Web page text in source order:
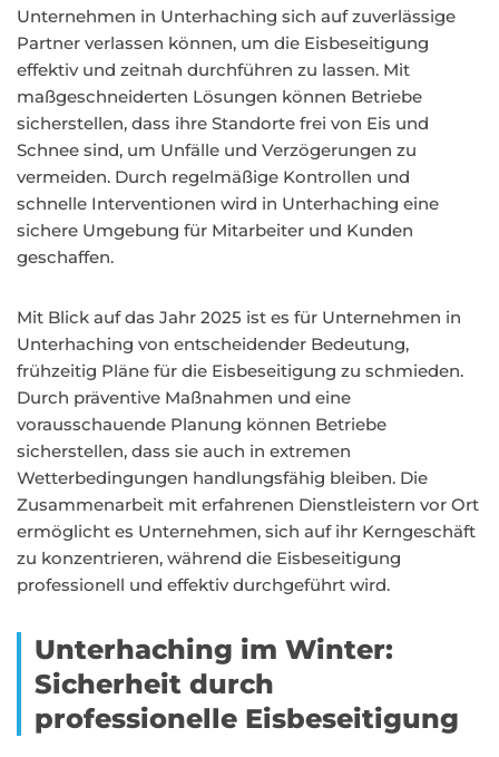
Unternehmen in Unterhaching sich auf zuverlässige
Partner verlassen können, um die Eisbeseitigung
effektiv und zeitnah durchführen zu lassen. Mit
maßgeschneiderten Lösungen können Betriebe
sicherstellen, dass ihre Standorte frei von Eis und
Schnee sind, um Unfälle und Verzögerungen zu
vermeiden. Durch regelmäßige Kontrollen und
schnelle Interventionen wird in Unterhaching eine
sichere Umgebung für Mitarbeiter und Kunden
geschaffen.
Mit Blick auf das Jahr 2025 ist es für Unternehmen in
Unterhaching von entscheidender Bedeutung,
frühzeitig Pläne für die Eisbeseitigung zu schmieden.
Durch präventive Maßnahmen und eine
vorausschauende Planung können Betriebe
sicherstellen, dass sie auch in extremen
Wetterbedingungen handlungsfähig bleiben. Die
Zusammenarbeit mit erfahrenen Dienstleistern vor Ort
ermöglicht es Unternehmen, sich auf ihr Kerngeschäft
zu konzentrieren, während die Eisbeseitigung
professionell und effektiv durchgeführt wird.
Unterhaching im Winter:
Sicherheit durch
professionelle Eisbeseitigung